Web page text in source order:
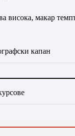
висока, макар
капан